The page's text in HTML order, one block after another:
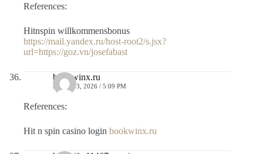
References:
Hitnspin willkommensbonus
https://mail.yandex.ru/host-root2/s.jsx?
url=https://goz.vn/josefabast
bookwinx.ru
JULIO 13, 2026 / 5:09 PM
References:
Hit n spin casino login bookwinx.ru